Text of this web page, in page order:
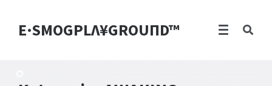
E·SMOGPLΛ¥GROUПD™